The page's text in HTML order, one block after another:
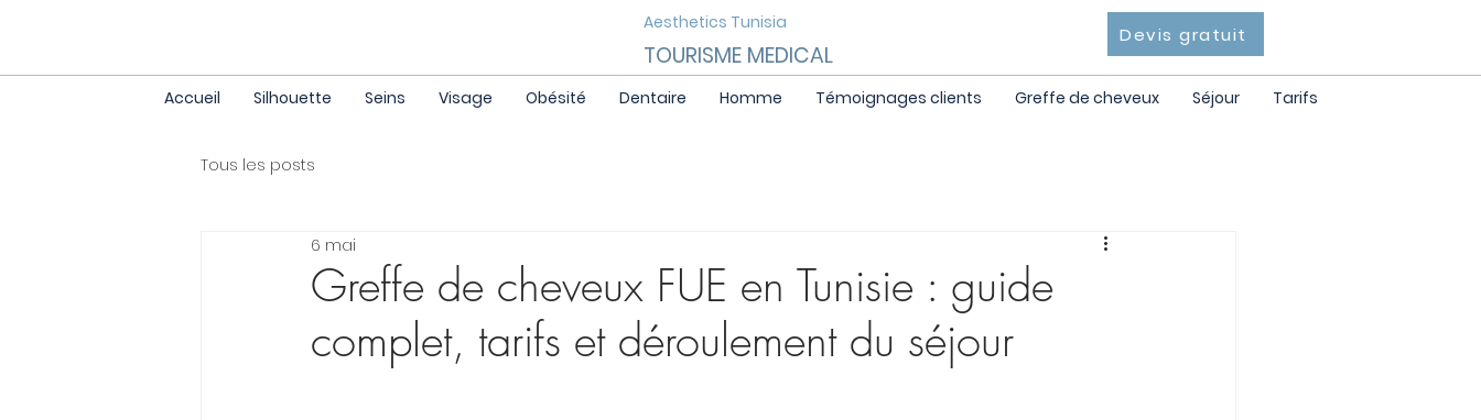
Aesthetics Tunisia
TOURISME MEDICAL
Devis gratuit
Accueil Silhouette Seins Visage Obésité Dentaire Homme Témoignages clients Greffe de cheveux Séjour Tarifs
Tous les posts
Greffe de cheveux FUE en Tunisie : guide
complet, tarifs et déroulement du séjour
6 mai